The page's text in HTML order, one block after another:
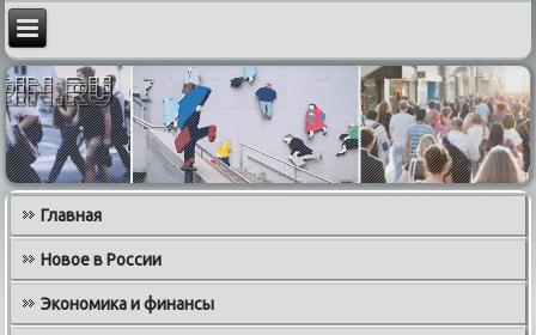
Главная
Новое в России
Экономика и финансы